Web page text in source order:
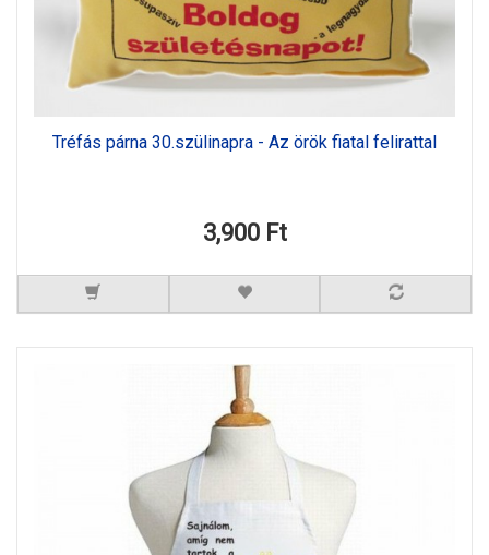
Tréfás párna 30.szülinapra - Az örök fiatal felirattal
3,900 Ft